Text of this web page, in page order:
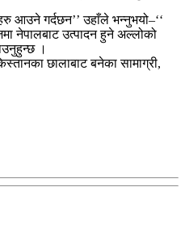
आउने गर्दछन’’ उहाँले भन्नुभयो–‘‘
नेपालबाट उत्पादन हुने अल्लोको
।
छालाबाट बनेका सामाग्री,